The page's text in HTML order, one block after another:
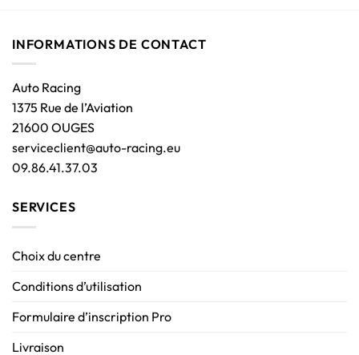
INFORMATIONS DE CONTACT
Auto Racing
1375 Rue de l’Aviation
21600 OUGES
serviceclient@auto-racing.eu
09.86.41.37.03
SERVICES
Choix du centre
Conditions d’utilisation
Formulaire d’inscription Pro
Livraison